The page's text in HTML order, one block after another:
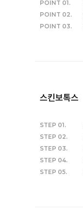
POINT 01.
POINT 02.
POINT 03.
스킨보톡스
STEP 01.
STEP 02.
STEP 03.
STEP 04.
STEP 05.